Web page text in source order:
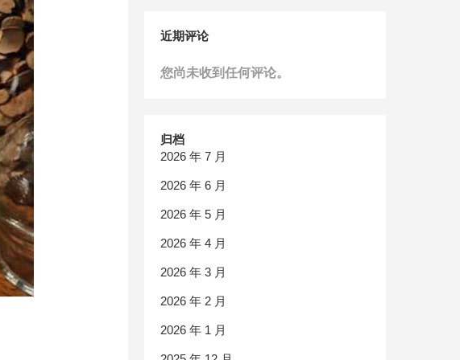
近期评论
您尚未收到任何评论。
归档
2026 年 7 月
2026 年 6 月
2026 年 5 月
2026 年 4 月
2026 年 3 月
2026 年 2 月
2026 年 1 月